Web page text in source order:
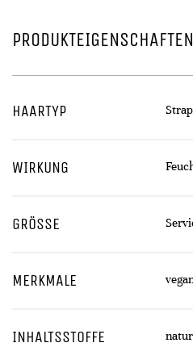
PRODUKTEIGENSCHAFTEN
HAARTYP
WIRKUNG
GRÖSSE
MERKMALE
INHALTSSTOFFE